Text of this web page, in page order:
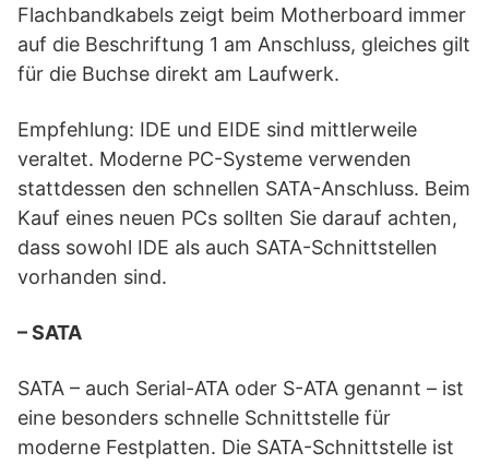
Flachbandkabels zeigt beim Motherboard immer
auf die Beschriftung 1 am Anschluss, gleiches gilt
für die Buchse direkt am Laufwerk.
Empfehlung: IDE und EIDE sind mittlerweile
veraltet. Moderne PC-Systeme verwenden
stattdessen den schnellen SATA-Anschluss. Beim
Kauf eines neuen PCs sollten Sie darauf achten,
dass sowohl IDE als auch SATA-Schnittstellen
vorhanden sind.
– SATA
SATA – auch Serial-ATA oder S-ATA genannt – ist
eine besonders schnelle Schnittstelle für
moderne Festplatten. Die SATA-Schnittstelle ist